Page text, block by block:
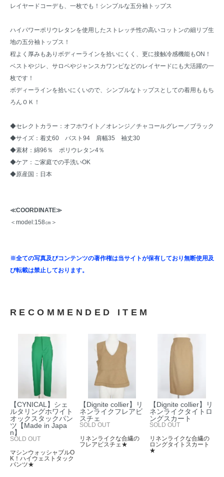
レイヤードコーデも、一枚でも！シンプルな五分袖トップス
ハイパワーポリウレタンを使用したストレッチ性の高いコットンの細リブ生
地の五分袖トップス！
程よく厚みもありボディーラインを拾いにくく、更に接触冷感機能もON！
ベストやジレ、サロペやジャンスカワンピなどのレイヤードにも大活躍の一
枚です！
ボディーラインを拾いにくいので、シンプルなトップスとしての着用ももち
ろんＯＫ！
◆セレクトカラー：オフホワイト／オレンジ／チャコールグレー／ブラック
◆サイズ：着丈60 バスト94 肩幅35 袖丈30
◆素材：綿96％ ポリウレタン4％
◆ケア：ご家庭での手洗いOK
◆原産国：日本
≪COORDINATE≫
＜model:158㎝＞
※全ての写真及びコンテンツの著作権は当サイトが保有しており無断使用及
び転載は禁止しております。
RECOMMENDED ITEM
【CYNICAL】シェ
ルタリングホワイト
オックスタックパン
ツ【Made in Japa
n】
SOLD OUT
マシンウォッシャブルO
K！ハイウェストタック
パンツ★
【Dignite collier】リ
ネンライクフレアビ
スチェ
SOLD OUT
リネンライクな合繊の
フレアビスチェ★
【Dignite collier】リ
ネンライクタイトロ
ングスカート
SOLD OUT
リネンライクな合繊の
ロングタイトスカート
★